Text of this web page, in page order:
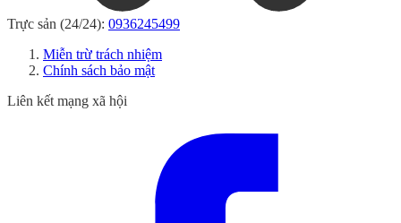
Trực sản (24/24): 0936245499
Miễn trừ trách nhiệm
Chính sách bảo mật
Liên kết mạng xã hội